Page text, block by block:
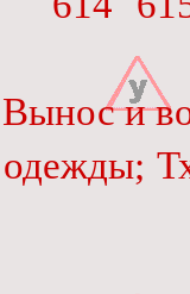
Вынос и
одежды;